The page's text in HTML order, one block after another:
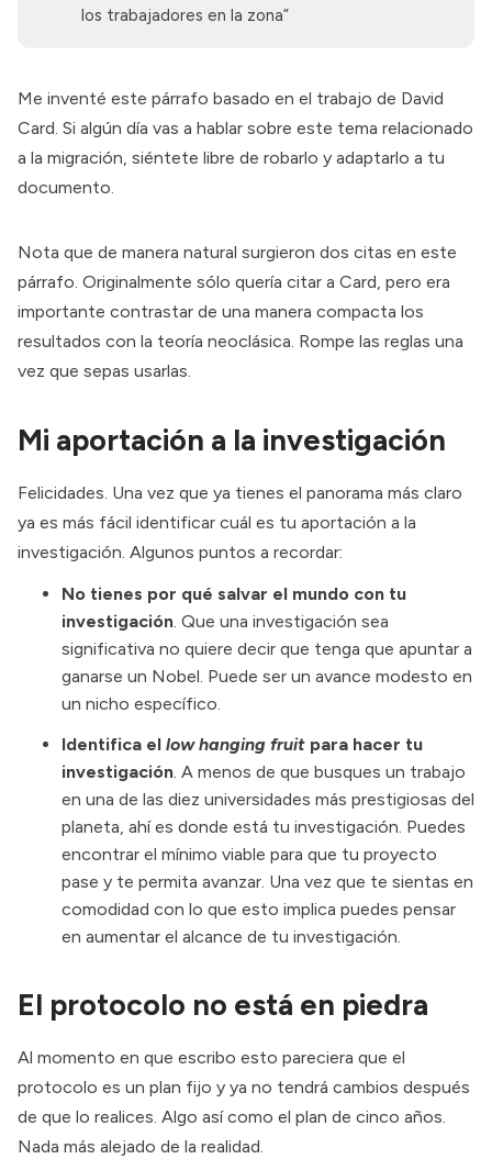
los trabajadores en la zona”
Me inventé este párrafo basado en el trabajo de David
Card. Si algún día vas a hablar sobre este tema relacionado
a la migración, siéntete libre de robarlo y adaptarlo a tu
documento.
Nota que de manera natural surgieron dos citas en este
párrafo. Originalmente sólo quería citar a Card, pero era
importante contrastar de una manera compacta los
resultados con la teoría neoclásica. Rompe las reglas una
vez que sepas usarlas.
Mi aportación a la investigación
Felicidades. Una vez que ya tienes el panorama más claro
ya es más fácil identificar cuál es tu aportación a la
investigación. Algunos puntos a recordar:
No tienes por qué salvar el mundo con tu
investigación. Que una investigación sea
significativa no quiere decir que tenga que apuntar a
ganarse un Nobel. Puede ser un avance modesto en
un nicho específico.
Identifica el low hanging fruit para hacer tu
investigación. A menos de que busques un trabajo
en una de las diez universidades más prestigiosas del
planeta, ahí es donde está tu investigación. Puedes
encontrar el mínimo viable para que tu proyecto
pase y te permita avanzar. Una vez que te sientas en
comodidad con lo que esto implica puedes pensar
en aumentar el alcance de tu investigación.
El protocolo no está en piedra
Al momento en que escribo esto pareciera que el
protocolo es un plan fijo y ya no tendrá cambios después
de que lo realices. Algo así como el plan de cinco años.
Nada más alejado de la realidad.